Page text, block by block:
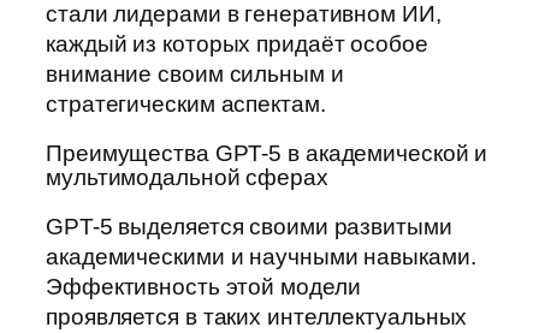
стали лидерами в генеративном ИИ,
каждый из которых придаёт особое
внимание своим сильным и
стратегическим аспектам.
Преимущества GPT-5 в академической и
мультимодальной сферах
GPT-5 выделяется своими развитыми
академическими и научными навыками.
Эффективность этой модели
проявляется в таких интеллектуальных